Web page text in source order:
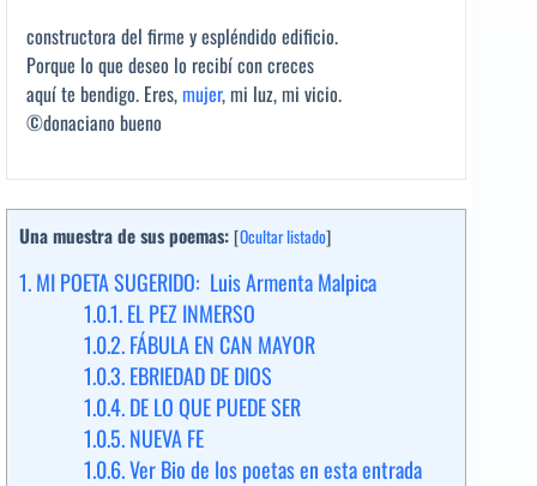
constructora del firme y espléndido edificio.
Porque lo que deseo lo recibí con creces
aquí te bendigo. Eres,mujer, mi luz, mi vicio.
©donaciano bueno
Una muestra de sus poemas: [Ocultar listado]
1.MI POETA SUGERIDO: Luis Armenta Malpica
1.0.1.EL PEZ INMERSO
1.0.2.FÁBULA EN CAN MAYOR
1.0.3.EBRIEDAD DE DIOS
1.0.4.DE LO QUE PUEDE SER
1.0.5.NUEVA FE
1.0.6.Ver Bio de los poetas en esta entrada